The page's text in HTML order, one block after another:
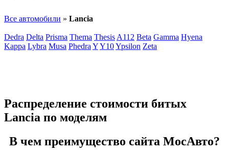
Все автомобили » Lancia
Dedra Delta Prisma Thema Thesis A112 Beta Gamma Hyena
Kappa Lybra Musa Phedra YY10Ypsilon Zeta
Распределение стоимости битых
Lancia по моделям
В чем преимущество сайта МосАвто?